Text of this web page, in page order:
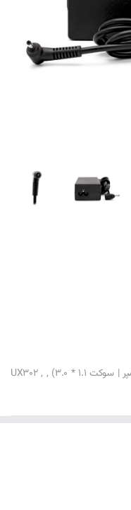
شارژر لپ‌تاپ ایسوس UX302 (19 ولت 2.37 آمپر | سوکت 1.1 * 3.0) , UX302 ,